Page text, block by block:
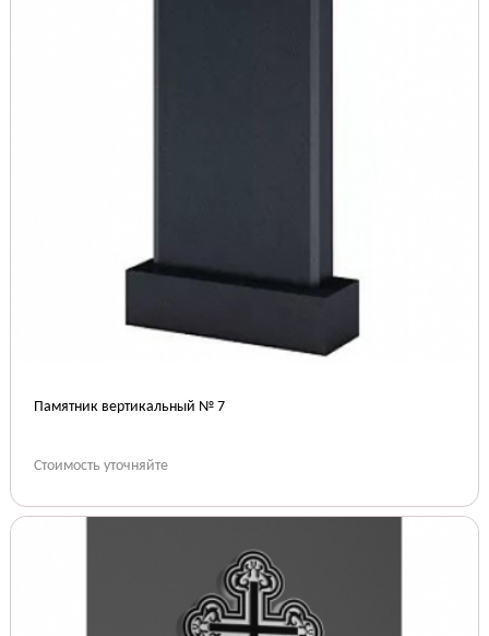
Памятник вертикальный № 7
Стоимость уточняйте